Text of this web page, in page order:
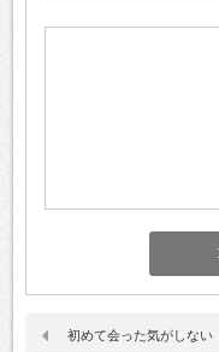
初めて会った気がしない